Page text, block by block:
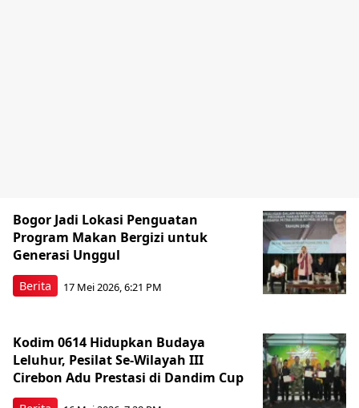
Berita
Bogor Jadi Lokasi Penguatan
Program Makan Bergizi untuk
Generasi Unggul
17 Mei 2026, 6:21 PM
Kodim 0614 Hidupkan Budaya
Leluhur, Pesilat Se-Wilayah III
Cirebon Adu Prestasi di Dandim Cup